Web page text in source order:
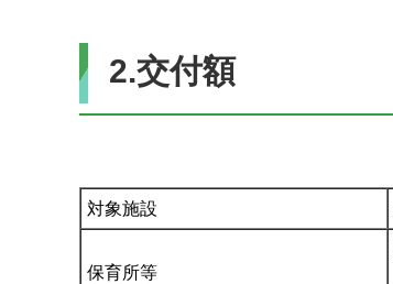
2.交付額
対象施設
保育所等